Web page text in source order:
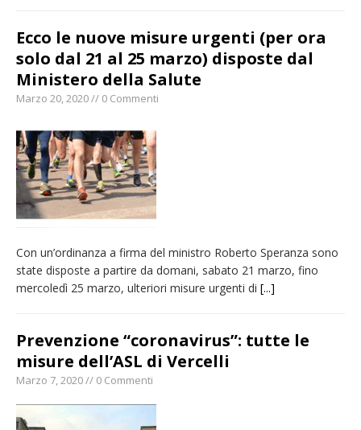
Ecco le nuove misure urgenti (per ora
solo dal 21 al 25 marzo) disposte dal
Ministero della Salute
Marzo 20, 2020 // 0 Commenti
Con un’ordinanza a firma del ministro Roberto Speranza sono
state disposte a partire da domani, sabato 21 marzo, fino
mercoledì 25 marzo, ulteriori misure urgenti di [...]
Prevenzione “coronavirus”: tutte le
misure dell’ASL di Vercelli
Marzo 7, 2020 // 0 Commenti